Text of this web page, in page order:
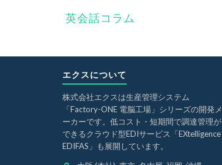
英会話コラム
エクスについて
株式会社エクスは生産管理システム
「Factory-ONE 電脳工場」シリーズの開発メ
ーカーです。低コスト・短期間で調達管理が
できるクラウド型EDIサービス「EXtelligence
EDIFAS」も展開しています。